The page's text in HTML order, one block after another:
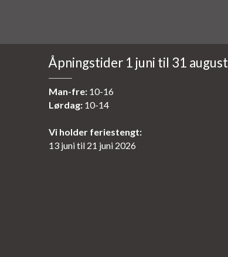
Åpningstider 1 juni til 31 august
Man-fre:10-16
Lørdag:10-14
Vi holder feriestengt:
13 juni til 21 juni 2026